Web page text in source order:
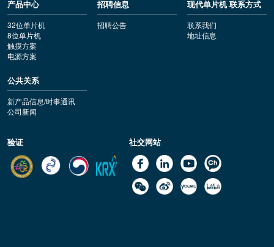
产品中心
32位单片机
8位单片机
触摸方案
电源方案
招聘信息
招聘公告
现代单片机 联系方式
联系我们
地址信息
公共关系
新产品信息/时事通讯
公司新闻
验证 社交网站